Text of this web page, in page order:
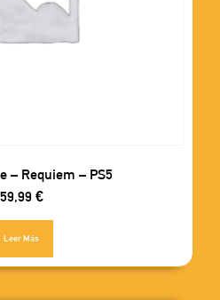
– Requiem – PS5
59,99 €
Leer Más